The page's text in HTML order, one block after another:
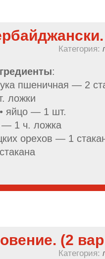
Категория:
:
пшеничная — 2
ложки
яйцо — 1 шт.
— 1 ч. ложка
орехов — 1
(2
Категория: